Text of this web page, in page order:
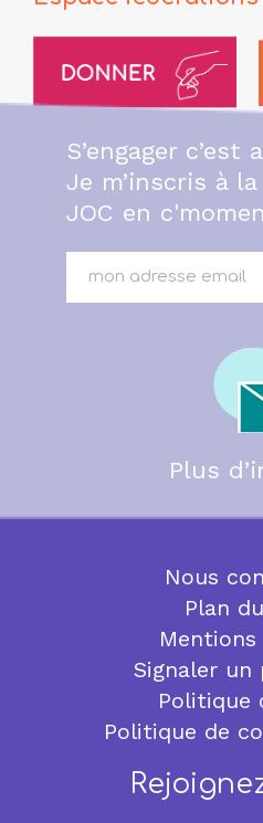
S’engager c’est
Je m’inscris à
JOC en
Plus
Nous
Plan
Mentions
Signaler un
Politique
Politique de